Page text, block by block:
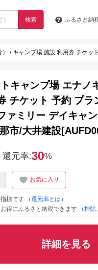
検索 ふるさと納
ートキャンプ テントサイト バンガロー コテージ ファミ
トキャンプ場 エナ
チケット 予約 プ
ァミリー デイキャ
市/大井建設
還元率:30%
お気に入り
標です
（還元率とは）
得にふるさと納税できます
（控
詳細を見る